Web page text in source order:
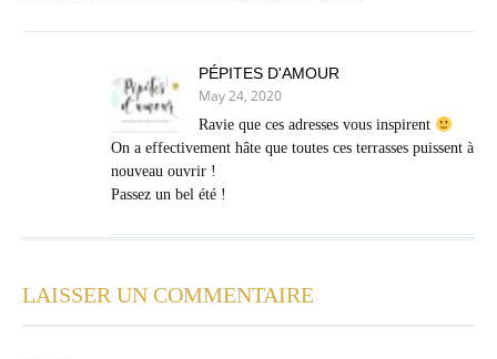
PÉPITES D'AMOUR
May 24, 2020
Ravie que ces adresses vous inspirent
On a effectivement hâte que toutes ces terrasses puissent à
nouveau ouvrir !
Passez un bel été !
LAISSER UN COMMENTAIRE